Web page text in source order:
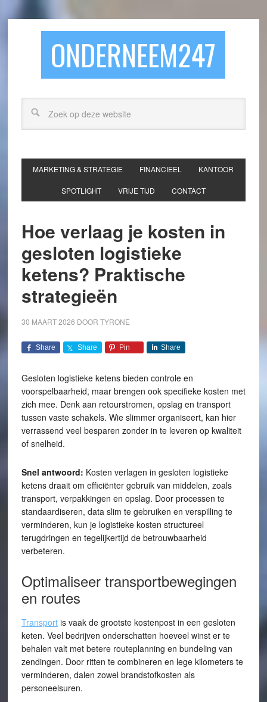
ONDERNEEM247
MARKETING & STRATEGIE FINANCIEEL KANTOOR
SPOTLIGHT VRIJE TIJD CONTACT
Hoe verlaag je kosten in
gesloten logistieke
ketens? Praktische
strategieën
30 MAART 2026 DOOR TYRONE
Share Share Pin Share
Gesloten logistieke ketens bieden controle en
voorspelbaarheid, maar brengen ook specifieke kosten met
zich mee. Denk aan retourstromen, opslag en transport
tussen vaste schakels. Wie slimmer organiseert, kan hier
verrassend veel besparen zonder in te leveren op kwaliteit
of snelheid.
Snel antwoord: Kosten verlagen in gesloten logistieke
ketens draait om efficiënter gebruik van middelen, zoals
transport, verpakkingen en opslag. Door processen te
standaardiseren, data slim te gebruiken en verspilling te
verminderen, kun je logistieke kosten structureel
terugdringen en tegelijkertijd de betrouwbaarheid
verbeteren.
Optimaliseer transportbewegingen
en routes
Transportis vaak de grootste kostenpost in een gesloten
keten. Veel bedrijven onderschatten hoeveel winst er te
behalen valt met betere routeplanning en bundeling van
zendingen. Door ritten te combineren en lege kilometers te
verminderen, dalen zowel brandstofkosten als
personeelsuren.